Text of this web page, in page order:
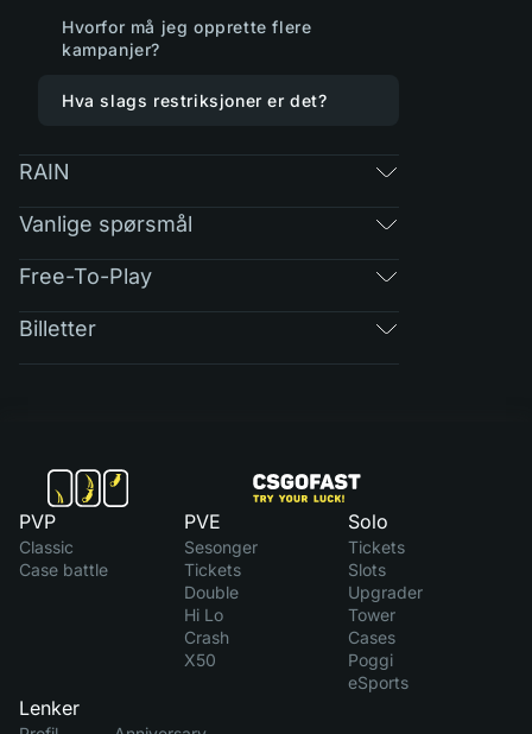
Hvorfor må jeg opprette flere
kampanjer?
Hva slags restriksjoner er det?
RAIN
Vanlige spørsmål
Free-To-Play
Billetter
PVP
Classic
Case battle
PVE
Sesonger
Tickets
Double
Hi Lo
Crash
X50
Solo
Tickets
Slots
Upgrader
Tower
Cases
Poggi
eSports
Lenker